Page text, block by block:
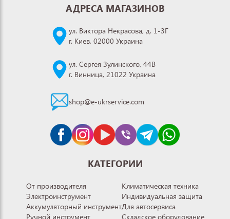
АДРЕСА МАГАЗИНОВ
ул. Виктора Некрасова, д. 1-3Г
г. Киев, 02000 Украина
ул. Сергея Зулинского, 44В
г. Винница, 21022 Украина
shop@e-ukrservice.com
КАТЕГОРИИ
От производителя
Электроинструмент
Аккумуляторный инструмент
Ручной инструмент
Климатическая техника
Индивидуальная защита
Для автосервиса
Складское оборудование